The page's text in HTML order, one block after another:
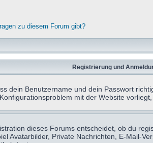
zu diesem Forum gibt?
Registrierung und
dein Benutzername und dein Passwort
mit der Website
dieses Forums entscheidet, ob du
Avatarbilder, Private Nachrichten, E-Mail-